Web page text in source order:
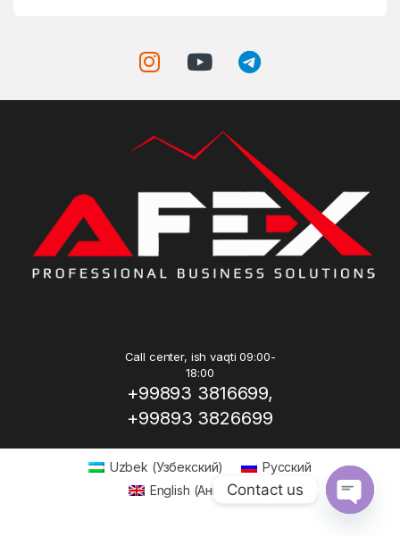
Call center, ish vaqti 09:00-
18:00
+99893 3816699,
+99893 3826699
Uzbek (Узбекский)
Русский
English (Английский)
Contact us